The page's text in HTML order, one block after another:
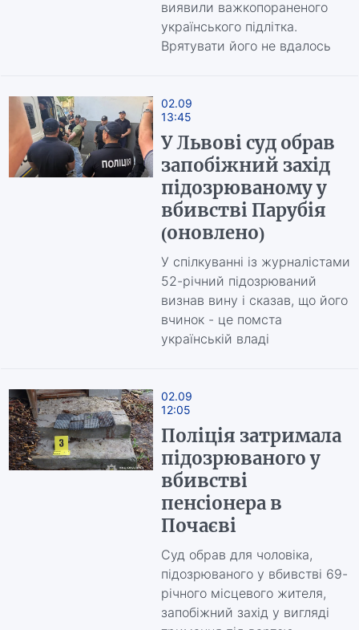
виявили важкопораненого
українського підлітка.
Врятувати його не вдалось
02.09
13:45
У Львові суд обрав
запобіжний захід
підозрюваному у
вбивстві Парубія
(оновлено)
У спілкуванні із журналістами
52-річний підозрюваний
визнав вину і сказав, що його
вчинок - це помста
українській владі
02.09
12:05
Поліція затримала
підозрюваного у
вбивстві
пенсіонера в
Почаєві
Суд обрав для чоловіка,
підозрюваного у вбивстві 69-
річного місцевого жителя,
запобіжний захід у вигляді